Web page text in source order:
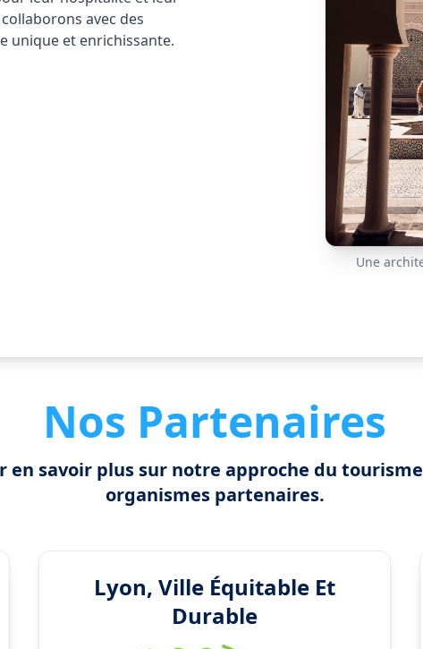
avec des
unique et enrichissante.
Une
Nos Partenaires
en savoir plus sur notre approche du
organismes partenaires.
Lyon, Ville Équitable Et
Durable